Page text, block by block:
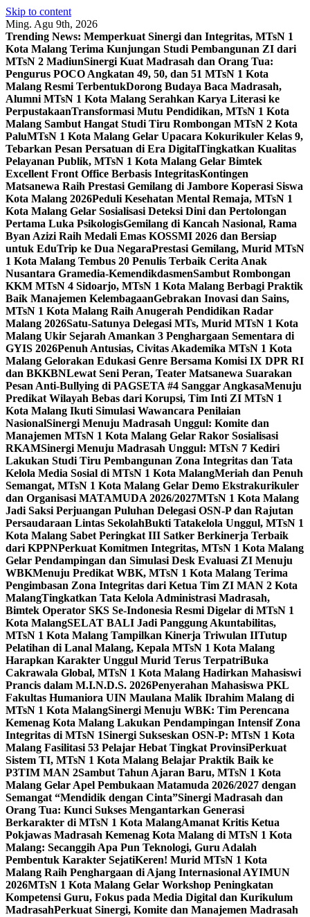
Skip to content
Ming. Agu 9th, 2026
Trending News: Memperkuat Sinergi dan Integritas, MTsN 1
Kota Malang Terima Kunjungan Studi Pembangunan ZI dari
MTsN 2 MadiunSinergi Kuat Madrasah dan Orang Tua:
Pengurus POCO Angkatan 49, 50, dan 51 MTsN 1 Kota
Malang Resmi TerbentukDorong Budaya Baca Madrasah,
Alumni MTsN 1 Kota Malang Serahkan Karya Literasi ke
PerpustakaanTransformasi Mutu Pendidikan, MTsN 1 Kota
Malang Sambut Hangat Studi Tiru Rombongan MTsN 2 Kota
PaluMTsN 1 Kota Malang Gelar Upacara Kokurikuler Kelas 9,
Tebarkan Pesan Persatuan di Era DigitalTingkatkan Kualitas
Pelayanan Publik, MTsN 1 Kota Malang Gelar Bimtek
Excellent Front Office Berbasis IntegritasKontingen
Matsanewa Raih Prestasi Gemilang di Jambore Koperasi Siswa
Kota Malang 2026Peduli Kesehatan Mental Remaja, MTsN 1
Kota Malang Gelar Sosialisasi Deteksi Dini dan Pertolongan
Pertama Luka PsikologisGemilang di Kancah Nasional, Rama
Byan Azizi Raih Medali Emas KOSSMI 2026 dan Bersiap
untuk EduTrip ke Dua NegaraPrestasi Gemilang, Murid MTsN
1 Kota Malang Tembus 20 Penulis Terbaik Cerita Anak
Nusantara Gramedia-KemendikdasmenSambut Rombongan
KKM MTsN 4 Sidoarjo, MTsN 1 Kota Malang Berbagi Praktik
Baik Manajemen KelembagaanGebrakan Inovasi dan Sains,
MTsN 1 Kota Malang Raih Anugerah Pendidikan Radar
Malang 2026Satu-Satunya Delegasi MTs, Murid MTsN 1 Kota
Malang Ukir Sejarah Amankan 3 Penghargaan Sementara di
GYIS 2026Penuh Antusias, Civitas Akademika MTsN 1 Kota
Malang Gelorakan Edukasi Genre Bersama Komisi IX DPR RI
dan BKKBNLewat Seni Peran, Teater Matsanewa Suarakan
Pesan Anti-Bullying di PAGSETA #4 Sanggar AngkasaMenuju
Predikat Wilayah Bebas dari Korupsi, Tim Inti ZI MTsN 1
Kota Malang Ikuti Simulasi Wawancara Penilaian
NasionalSinergi Menuju Madrasah Unggul: Komite dan
Manajemen MTsN 1 Kota Malang Gelar Rakor Sosialisasi
RKAMSinergi Menuju Madrasah Unggul: MTsN 7 Kediri
Lakukan Studi Tiru Pembangunan Zona Integritas dan Tata
Kelola Media Sosial di MTsN 1 Kota MalangMeriah dan Penuh
Semangat, MTsN 1 Kota Malang Gelar Demo Ekstrakurikuler
dan Organisasi MATAMUDA 2026/2027MTsN 1 Kota Malang
Jadi Saksi Perjuangan Puluhan Delegasi OSN-P dan Rajutan
Persaudaraan Lintas SekolahBukti Tatakelola Unggul, MTsN 1
Kota Malang Sabet Peringkat III Satker Berkinerja Terbaik
dari KPPNPerkuat Komitmen Integritas, MTsN 1 Kota Malang
Gelar Pendampingan dan Simulasi Desk Evaluasi ZI Menuju
WBKMenuju Predikat WBK, MTsN 1 Kota Malang Terima
Pengimbasan Zona Integritas dari Ketua Tim ZI MAN 2 Kota
MalangTingkatkan Tata Kelola Administrasi Madrasah,
Bimtek Operator SKS Se-Indonesia Resmi Digelar di MTsN 1
Kota MalangSELAT BALI Jadi Panggung Akuntabilitas,
MTsN 1 Kota Malang Tampilkan Kinerja Triwulan IITutup
Pelatihan di Lanal Malang, Kepala MTsN 1 Kota Malang
Harapkan Karakter Unggul Murid Terus TerpatriBuka
Cakrawala Global, MTsN 1 Kota Malang Hadirkan Mahasiswi
Prancis dalam M.I.N.D.S. 2026Penyerahan Mahasiswa PKL
Fakultas Humaniora UIN Maulana Malik Ibrahim Malang di
MTsN 1 Kota MalangSinergi Menuju WBK: Tim Perencana
Kemenag Kota Malang Lakukan Pendampingan Intensif Zona
Integritas di MTsN 1Sinergi Sukseskan OSN-P: MTsN 1 Kota
Malang Fasilitasi 53 Pelajar Hebat Tingkat ProvinsiPerkuat
Sistem TI, MTsN 1 Kota Malang Belajar Praktik Baik ke
P3TIM MAN 2Sambut Tahun Ajaran Baru, MTsN 1 Kota
Malang Gelar Apel Pembukaan Matamuda 2026/2027 dengan
Semangat “Mendidik dengan Cinta”Sinergi Madrasah dan
Orang Tua: Kunci Sukses Mengantarkan Generasi
Berkarakter di MTsN 1 Kota MalangAmanat Kritis Ketua
Pokjawas Madrasah Kemenag Kota Malang di MTsN 1 Kota
Malang: Secanggih Apa Pun Teknologi, Guru Adalah
Pembentuk Karakter SejatiKeren! Murid MTsN 1 Kota
Malang Raih Penghargaan di Ajang Internasional AYIMUN
2026MTsN 1 Kota Malang Gelar Workshop Peningkatan
Kompetensi Guru, Fokus pada Media Digital dan Kurikulum
MadrasahPerkuat Sinergi, Komite dan Manajemen Madrasah